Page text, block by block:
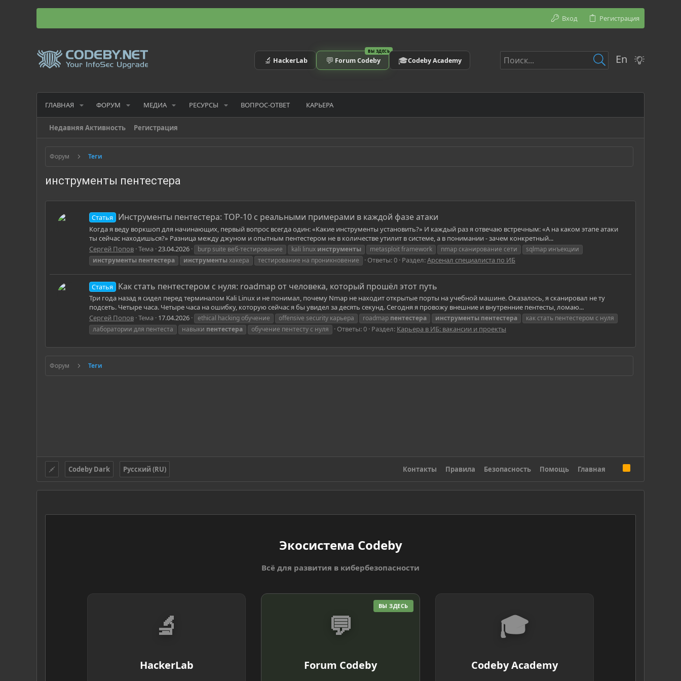
Вход Регистрация
🔬 HackerLab
ВЫ ЗДЕСЬ
💬 Forum Codeby 🎓Codeby Academy En
ГЛАВНАЯ ФОРУМ МЕДИА РЕСУРСЫ ВОПРОС-ОТВЕТ КАРЬЕРА
Недавняя Активность Регистрация
Форум Теги
инструменты пентестера
Статья Инструменты пентестера: TOP-10 с реальными примерами в каждой фазе атаки
Когда я веду воркшоп для начинающих, первый вопрос всегда один: «Какие инструменты установить?» И каждый раз я отвечаю встречным: «А на каком этапе атаки
ты сейчас находишься?» Разница между джуном и опытным пентестером не в количестве утилит в системе, а в понимании - зачем конкретный...
Сергей Попов Тема 23.04.2026 burp suite веб-тестирование kali linux инструменты metasploit framework nmap сканирование сети
sqlmap инъекции
инструменты пентестера инструменты хакера тестирование на проникновение Ответы: 0 Раздел:Арсенал специалиста по ИБ
Статья Как стать пентестером с нуля: roadmap от человека, который прошёл этот путь
Три года назад я сидел перед терминалом Kali Linux и не понимал, почему Nmap не находит открытые порты на учебной машине. Оказалось, я сканировал не ту
подсеть. Четыре часа. Четыре часа на ошибку, которую сейчас я бы увидел за десять секунд. Сегодня я провожу внешние и внутренние пентесты, ломаю...
Сергей Попов Тема 17.04.2026 ethical hacking обучение offensive security карьера roadmap пентестера инструменты пентестера
как стать пентестером с нуля
лаборатории для пентеста
навыки пентестера обучение пентесту с нуля Ответы: 0 Раздел: Карьера в ИБ: вакансии и проекты
Форум Теги
Codeby Dark Русский (RU) Контакты Правила Безопасность Помощь Главная
S
Экосистема Codeby
Всё для развития в кибербезопасности
🔬
HackerLab
ВЫ ЗДЕСЬ
💬
Forum Codeby
🎓
Codeby Academy